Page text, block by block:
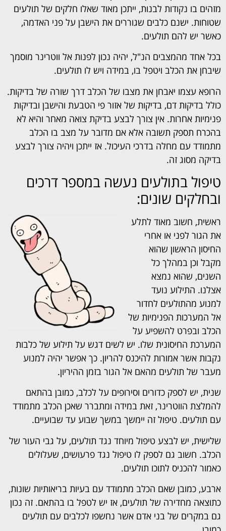
מזהים בו נקודות לבנות, ייתכן מאוד שאלו חלקים של תולעים
שטוחות. ישנם כלבים שגוררים את הישבן על פני האדמה,
כאשר יש להם תולעים.
בכל אחד מהמצבים הנ"ל, יהיה נכון לפנות אל ווטרינר מוסמך
שיבחן את הכלב ויטפל בו, במידה ויש לו תולעים.
הרופא עצמו יאבחן את מצבו של הכלב דרך שורה של בדיקות.
כולל בדיקות דם, בדיקות של אזור פי הטבעת והישבן ובדיקות
פנימיות אחרות. אין צורך לבצע בדיקת צואה מאחר והיא לא
בהכרח תספק תשובה אלא אם מדובר על מצב בו הכלב
מתמודד עם מחלה בדרכי העיכול. אז ייתכן ויהיה צורך לבצע
בדיקה מסוג זה.
טיפול בתולעים נעשה במספר דרכים
ובחלקים שונים:
ראשית, חשוב מאוד לתלע
את הגור לפני או אחרי
החיסון הראשון שהוא
מקבל וכן במהלך כל
השנים, שהוא נמצא
אצלנו. התילוע נועד
למנוע מהתולעים לחדור
אל המערכות הפנימיות של
הכלב ובפרט להשפיע על
המערכת החיסונית שלו. יש לשים דגש על תילוע של כלבות
נקבות אשר אמורות להיכנס להריון. כך אפשר יהיה למנוע
מעבר של תולעים מהאם אל הגור בזמן ההיריון.
שנית, יש לספק כדורים וסירופים על לכלב, כמובן בהתאם
להמלצת הווטרינר, זאת במידה ומתברר שאכן הכלב מתמודד
עם תולעים. טיפול זה יימשך במשך שבוע עד שבועיים.
שלישית, יש לבצע טיפול מיוחד נגד תולעים, על גבי העור של
הכלב. חשוב גם לספק לו טיפול נגד פרעושים, שעלולים
כאמור להכניס לתוכו תולעים.
ארבע, כמובן שאם הכלב מתמודד עם בעיות בריאותיות שונות,
כתוצאה מחדירה של תולעים, אז יש לטפל בו בהתאם. זה נכון
גם במקרים של בני אדם אשר נחשפו לכלבים עם תולעים